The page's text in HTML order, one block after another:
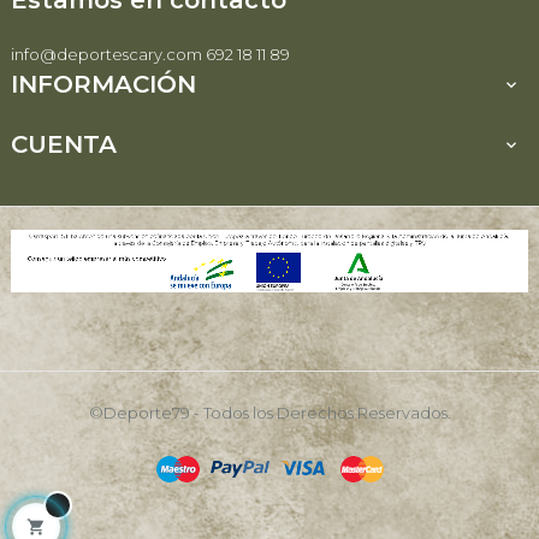
info@deportescary.com 692 18 11 89
INFORMACIÓN 
CUENTA 
©Deporte79 - Todos los Derechos Reservados.
